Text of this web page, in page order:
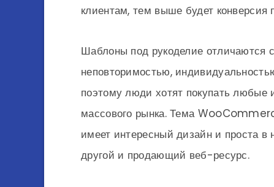
клиентам, тем выше будет конверсия
Шаблоны под рукоделие отличаются
неповторимостью,
поэтому люди хотят покупать любые
массового рынка. Тема
имеет интересный дизайн и проста в
другой и продающий веб-ресурс.